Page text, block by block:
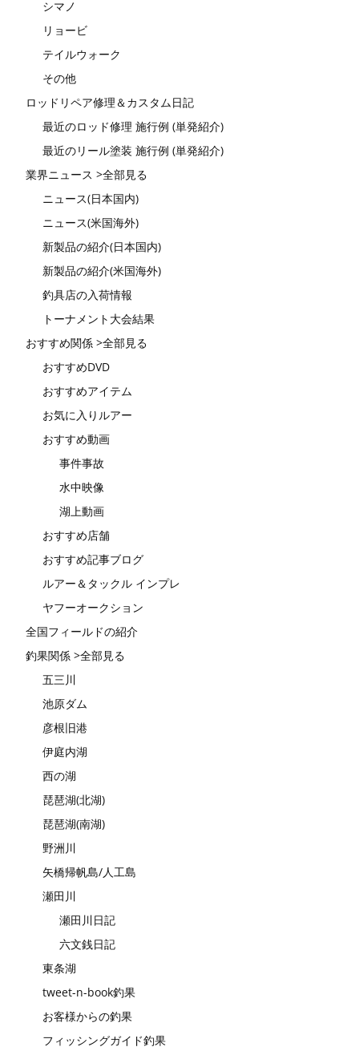
シマノ
リョービ
テイルウォーク
その他
ロッドリペア修理＆カスタム日記
最近のロッド修理 施行例 (単発紹介)
最近のリール塗装 施行例 (単発紹介)
業界ニュース >全部見る
ニュース(日本国内)
ニュース(米国海外)
新製品の紹介(日本国内)
新製品の紹介(米国海外)
釣具店の入荷情報
トーナメント大会結果
おすすめ関係 >全部見る
おすすめDVD
おすすめアイテム
お気に入りルアー
おすすめ動画
事件事故
水中映像
湖上動画
おすすめ店舗
おすすめ記事ブログ
ルアー＆タックル インプレ
ヤフーオークション
全国フィールドの紹介
釣果関係 >全部見る
五三川
池原ダム
彦根旧港
伊庭内湖
西の湖
琵琶湖(北湖)
琵琶湖(南湖)
野洲川
矢橋帰帆島/人工島
瀬田川
瀬田川日記
六文銭日記
東条湖
tweet-n-book釣果
お客様からの釣果
フィッシングガイド釣果